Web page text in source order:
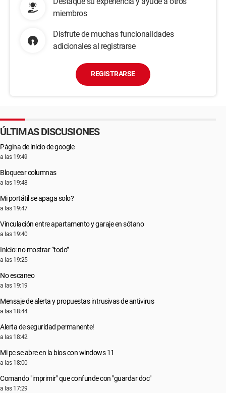
miembros
Disfrute de muchas funcionalidades
adicionales al registrarse
REGISTRARSE
ÚLTIMAS DISCUSIONES
Página de inicio de google
a las 19:49
Bloquear columnas
a las 19:48
Mi portátil se apaga solo?
a las 19:47
Vinculación entre apartamento y garaje en sótano
a las 19:40
Inicio: no mostrar “todo”
a las 19:25
No escaneo
a las 19:19
Mensaje de alerta y propuestas intrusivas de antivirus
a las 18:44
Alerta de seguridad permanente!
a las 18:42
Mi pc se abre en la bios con windows 11
a las 18:00
Comando "imprimir" que confunde con "guardar doc"
a las 17:29